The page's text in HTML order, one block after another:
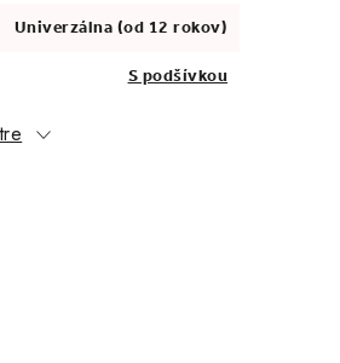
Univerzálna (od 12 rokov)
S podšívkou